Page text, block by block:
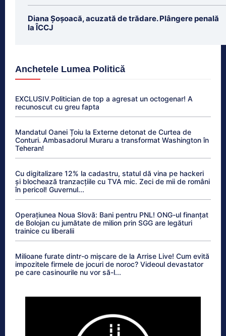
Diana Șoșoacă, acuzată de trădare. Plângere penală
la ÎCCJ
Anchetele Lumea Politică
EXCLUSIV.Politician de top a agresat un octogenar! A
recunoscut cu greu fapta
Mandatul Oanei Țoiu la Externe detonat de Curtea de
Conturi. Ambasadorul Muraru a transformat Washington în
Teheran!
Cu digitalizare 12% la cadastru, statul dă vina pe hackeri
și blochează tranzacțiile cu TVA mic. Zeci de mii de români
în pericol! Guvernul...
Operațiunea Noua Slovă: Bani pentru PNL! ONG-ul finanțat
de Bolojan cu jumătate de milion prin SGG are legături
trainice cu liberalii
Milioane furate dintr-o mișcare de la Arrise Live! Cum evită
impozitele firmele de jocuri de noroc? Videoul devastator
pe care casinourile nu vor să-l...